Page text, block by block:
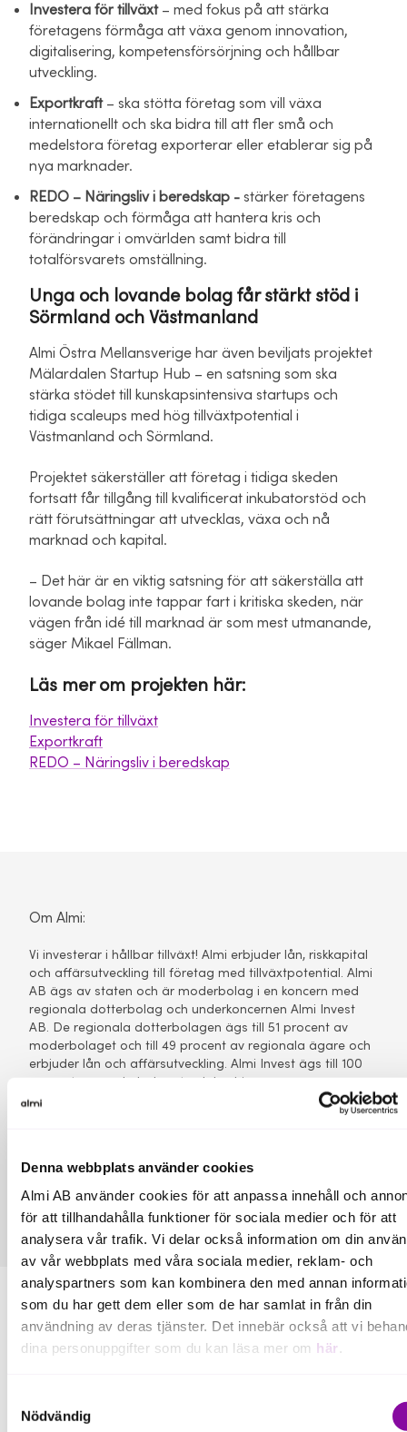
Denna webbplats använder cookies
Almi AB använder cookies för att anpassa innehåll och
för att tillhandahålla funktioner för sociala medier och för att
analysera vår trafik. Vi delar också information om din
av vår webbplats med våra sociala medier, reklam- och
analyspartners som kan kombinera den med annan
som du har gett dem eller som de har samlat in från din
användning av deras tjänster. Det innebär också att vi
dina personuppgifter som du kan läsa mer om här .
delning av information enligt ovan, inte att ske, förutom för
Nödvändig
Investera för tillväxt – med fokus på att stärka
företagens förmåga att växa genom innovation,
digitalisering, kompetensförsörjning och hållbar
utveckling.
Exportkraft – ska stötta företag som vill växa
internationellt och ska bidra till att fler små och
medelstora företag exporterar eller etablerar sig på
nya marknader.
REDO – Näringsliv i beredskap - stärker företagens
beredskap och förmåga att hantera kris och
förändringar i omvärlden samt bidra till
totalförsvarets omställning.
Unga och lovande bolag får stärkt stöd i
Sörmland och Västmanland
Almi Östra Mellansverige har även beviljats projektet
Mälardalen Startup Hub – en satsning som ska
stärka stödet till kunskapsintensiva startups och
tidiga scaleups med hög tillväxtpotential i
Västmanland och Sörmland.
Projektet säkerställer att företag i tidiga skeden
fortsatt får tillgång till kvalificerat inkubatorstöd och
rätt förutsättningar att utvecklas, växa och nå
marknad och kapital.
– Det här är en viktig satsning för att säkerställa att
lovande bolag inte tappar fart i kritiska skeden, när
vägen från idé till marknad är som mest utmanande,
säger Mikael Fällman.
Läs mer om projekten här:
Investera för tillväxt
Exportkraft
REDO – Näringsliv i beredskap
Om Almi:
Vi investerar i hållbar tillväxt! Almi erbjuder lån, riskkapital
och affärsutveckling till företag med tillväxtpotential. Almi
AB ägs av staten och är moderbolag i en koncern med
regionala dotterbolag och underkoncernen Almi Invest
AB. De regionala dotterbolagen ägs till 51 procent av
moderbolaget och till 49 procent av regionala ägare och
erbjuder lån och affärsutveckling. Almi Invest ägs till 100
procent av moderbolaget och bedriver
riskkapitalverksamhet. Almis verksamhet ska utgöra ett
Kontakt:
Mikael FällmanAnnacarin Krum-Hansen